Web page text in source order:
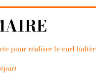
pour réaliser le curl